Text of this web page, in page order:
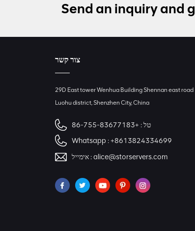
Send an inquiry and
צור קשר
29D East tower Wenhua Building Shennan east road
Luohu district, Shenzhen City, China
טל : +86-755-83677183
Whatsapp :+8613824334699
אימייל :alice@storservers.com